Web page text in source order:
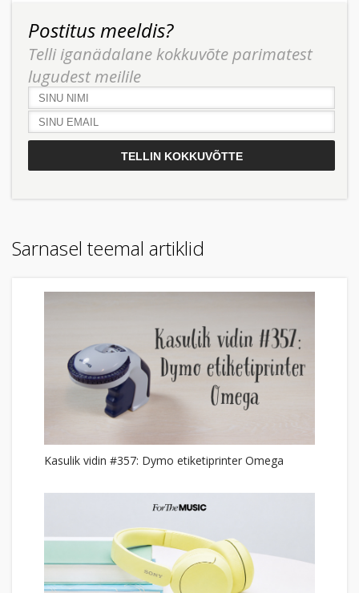
Postitus meeldis?
Telli iganädalane kokkuvõte parimatest
lugudest meilile
Sarnasel teemal artiklid
Kasulik vidin #357: Dymo etiketiprinter Omega